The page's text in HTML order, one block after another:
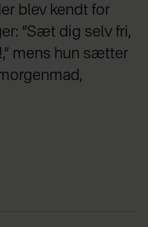
blev kendt for
“Sæt dig selv fri,
mens hun sætter